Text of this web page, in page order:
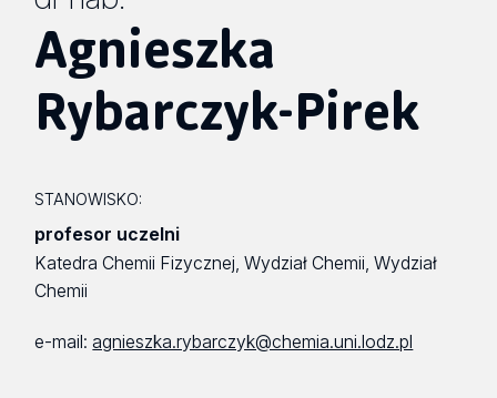
Agnieszka
Rybarczyk-Pirek
STANOWISKO:
profesor uczelni
Katedra Chemii Fizycznej, Wydział Chemii, Wydział
Chemii
e-mail:agnieszka.rybarczyk@chemia.uni.lodz.pl